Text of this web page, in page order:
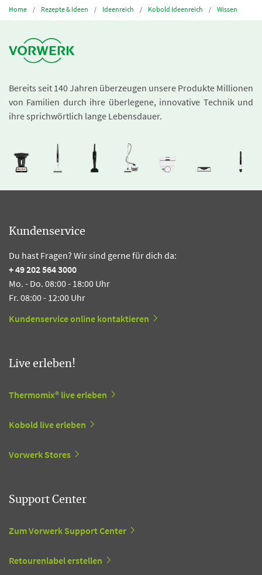
Home Rezepte & Ideen Ideenreich Kobold Ideenreich Wissen
Bereits seit 140 Jahren überzeugen unsere Produkte Millionen
von Familien durch ihre überlegene, innovative Technik und
ihre sprichwörtlich lange Lebensdauer.
Kundenservice
Du hast Fragen? Wir sind gerne für dich da:
+ 49 202 564 3000
Mo. - Do. 08:00 - 18:00 Uhr
Fr. 08:00 - 12:00 Uhr
Kundenservice online kontaktieren
Live erleben!
Thermomix® live erleben
Kobold live erleben
Vorwerk Stores
Support Center
Zum Vorwerk Support Center
Retourenlabel erstellen